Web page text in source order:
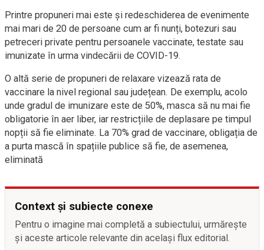
Printre propuneri mai este și redeschiderea de evenimente
mai mari de 20 de persoane cum ar fi nunți, botezuri sau
petreceri private pentru persoanele vaccinate, testate sau
imunizate în urma vindecării de COVID-19.
O altă serie de propuneri de relaxare vizează rata de
vaccinare la nivel regional sau județean. De exemplu, acolo
unde gradul de imunizare este de 50%, masca să nu mai fie
obligatorie în aer liber, iar restricțiile de deplasare pe timpul
nopții să fie eliminate. La 70% grad de vaccinare, obligația de
a purta mască în spațiile publice să fie, de asemenea,
eliminată
Context și subiecte conexe
Pentru o imagine mai completă a subiectului, urmărește
și aceste articole relevante din același flux editorial.